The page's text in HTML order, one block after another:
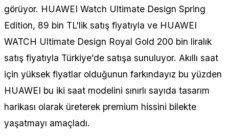
görüyor. HUAWEI Watch Ultimate Design Spring
Edition, 89 bin TL'lik satış fiyatıyla ve HUAWEI
WATCH Ultimate Design Royal Gold 200 bin liralık
satış fiyatıyla Türkiye’de satışa sunuluyor. Akıllı saat
için yüksek fiyatlar olduğunun farkındayız bu yüzden
HUAWEI bu iki saat modelini sınırlı sayıda tasarım
harikası olarak üreterek premium hissini bilekte
yaşatmayı amaçladı.